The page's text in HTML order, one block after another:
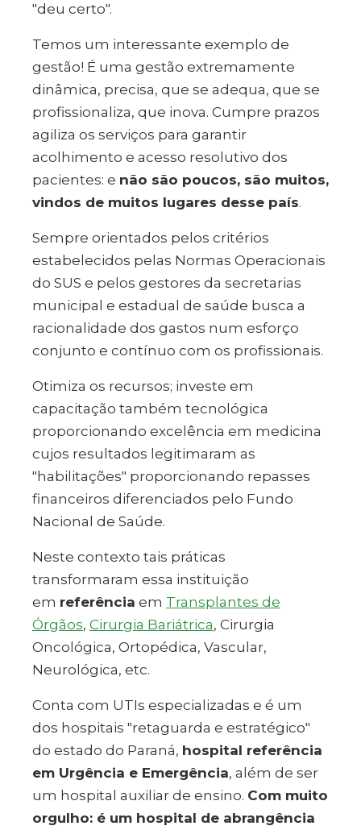
"deu certo".
Temos um interessante exemplo de
gestão! É uma gestão extremamente
dinâmica, precisa, que se adequa, que se
profissionaliza, que inova. Cumpre prazos
agiliza os serviços para garantir
acolhimento e acesso resolutivo dos
pacientes: e não são poucos, são muitos,
vindos de muitos lugares desse país.
Sempre orientados pelos critérios
estabelecidos pelas Normas Operacionais
do SUS e pelos gestores da secretarias
municipal e estadual de saúde busca a
racionalidade dos gastos num esforço
conjunto e contínuo com os profissionais.
Otimiza os recursos; investe em
capacitação também tecnológica
proporcionando excelência em medicina
cujos resultados legitimaram as
"habilitações" proporcionando repasses
financeiros diferenciados pelo Fundo
Nacional de Saúde.
Neste contexto tais práticas
transformaram essa instituição
em referência em Transplantes de
Órgãos, Cirurgia Bariátrica, Cirurgia
Oncológica, Ortopédica, Vascular,
Neurológica, etc.
Conta com UTIs especializadas e é um
dos hospitais "retaguarda e estratégico"
do estado do Paraná, hospital referência
em Urgência e Emergência, além de ser
um hospital auxiliar de ensino. Com muito
orgulho: é um hospital de abrangência